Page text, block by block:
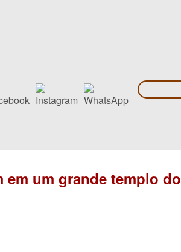
em um grande templo do